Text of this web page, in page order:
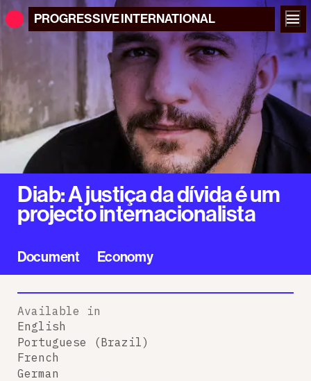
PROGRESSIVEINTERNATIONAL
Diab: A justiça da dívida é um
projecto internacionalista
Document Economy
Available in
English
Portuguese (Brazil)
French
German